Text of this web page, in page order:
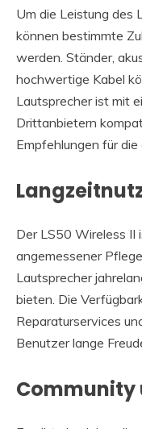
Um die Leistung des
können bestimmte
werden. Ständer,
hochwertige Kabel
Lautsprecher ist mit
Drittanbietern
Empfehlungen für
Der LS50 Wireless II
angemessener
Lautsprecher
bieten. Die
Reparaturservices
Benutzer lange
Community